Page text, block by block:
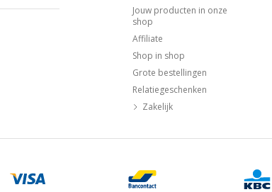
Jouw producten in onze
shop
Affiliate
Shop in shop
Grote bestellingen
Relatiegeschenken
Zakelijk